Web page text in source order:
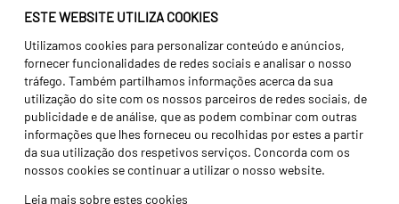
ESTE WEBSITE UTILIZA COOKIES
Utilizamos cookies para personalizar conteúdo e anúncios,
fornecer funcionalidades de redes sociais e analisar o nosso
tráfego. Também partilhamos informações acerca da sua
utilização do site com os nossos parceiros de redes sociais, de
publicidade e de análise, que as podem combinar com outras
informações que lhes forneceu ou recolhidas por estes a partir
da sua utilização dos respetivos serviços. Concorda com os
nossos cookies se continuar a utilizar o nosso website.
Leia mais sobre estes cookies
Política de Privacidade
Canal de Denúncias (RGPC)
Termos e condições